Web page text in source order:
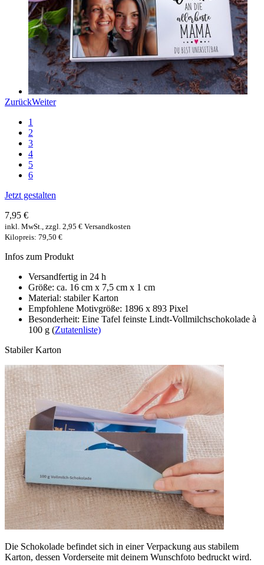
ZurückWeiter
1
2
3
4
5
6
Jetzt gestalten
7,95 €
inkl. MwSt., zzgl. 2,95 € Versandkosten
Kilopreis: 79,50 €
Infos zum Produkt
Versandfertig in 24 h
Größe: ca. 16 cm x 7,5 cm x 1 cm
Material: stabiler Karton
Empfohlene Motivgröße: 1896 x 893 Pixel
Besonderheit: Eine Tafel feinste Lindt-Vollmilchschokolade à
100 g (Zutatenliste)
Stabiler Karton
Die Schokolade befindet sich in einer Verpackung aus stabilem
Karton, dessen Vorderseite mit deinem Wunschfoto bedruckt wird.